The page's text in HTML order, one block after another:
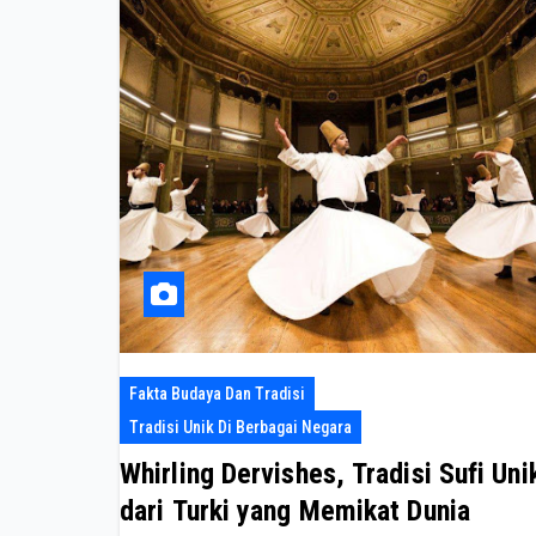
Fakta Budaya Dan Tradisi
Tradisi Unik Di Berbagai Negara
Whirling Dervishes, Tradisi Sufi
dari Turki yang Memikat Dunia